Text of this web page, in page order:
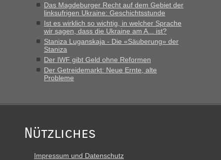
Das Magdeburger Recht auf dem Gebiet der
linksufrigen Ukraine: Geschichtsstunde
Ist es wirklich so wichtig, in welcher Sprache
wir sagen, dass die Ukraine am A... ist?
Staniza Luganskaja - Die «Säuberung» der
Staniza
Der IWF gibt Geld ohne Reformen
Der Getreidemarkt: Neue Ernte, alte
Probleme
Nützliches
Impressum und Datenschutz